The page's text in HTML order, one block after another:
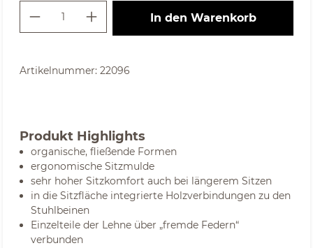
Produkt Anzahl: Gib den
In den Warenkorb
Artikelnummer: 22096
Produkt Highlights
organische, fließende Formen
ergonomische Sitzmulde
sehr hoher Sitzkomfort auch bei längerem Sitzen
in die Sitzfläche integrierte Holzverbindungen zu den
Stuhlbeinen
Einzelteile der Lehne über „fremde Federn“
verbunden